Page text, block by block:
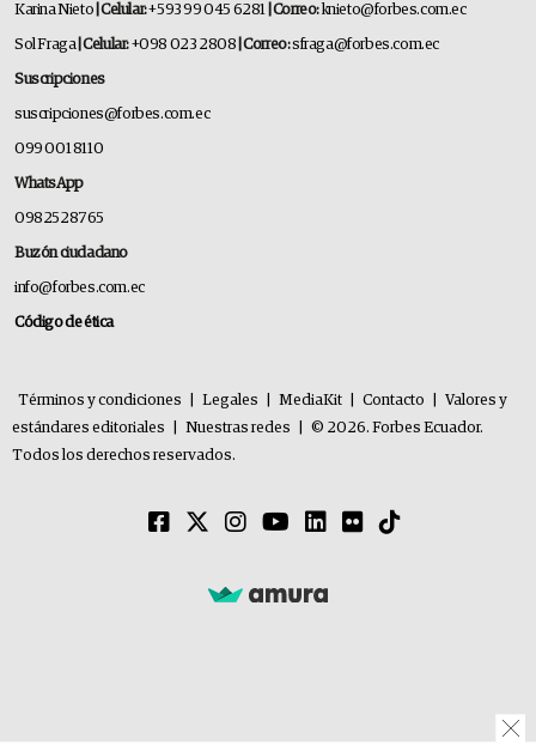
Karina Nieto | Celular:+593 99 045 6281 | Correo:knieto@forbes.com.ec
Sol Fraga| Celular:+098 023 2808 | Correo:sfraga@forbes.com.ec
Suscripciones
suscripciones@forbes.com.ec
099 001 8110
WhatsApp
0982528765
Buzón ciudadano
info@forbes.com.ec
Código de ética
Términos y condiciones Legales MediaKit Contacto
Valores y
estándares editoriales
Nuestras redes
© 2026. Forbes Ecuador.
Todos los derechos reservados.